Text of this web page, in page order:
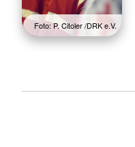
Foto: P. Citoler /DRK e.V.